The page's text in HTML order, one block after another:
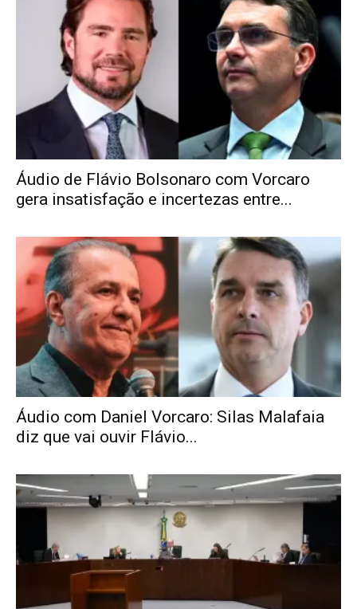
Áudio de Flávio Bolsonaro com Vorcaro
gera insatisfação e incertezas entre...
Áudio com Daniel Vorcaro: Silas Malafaia
diz que vai ouvir Flávio...